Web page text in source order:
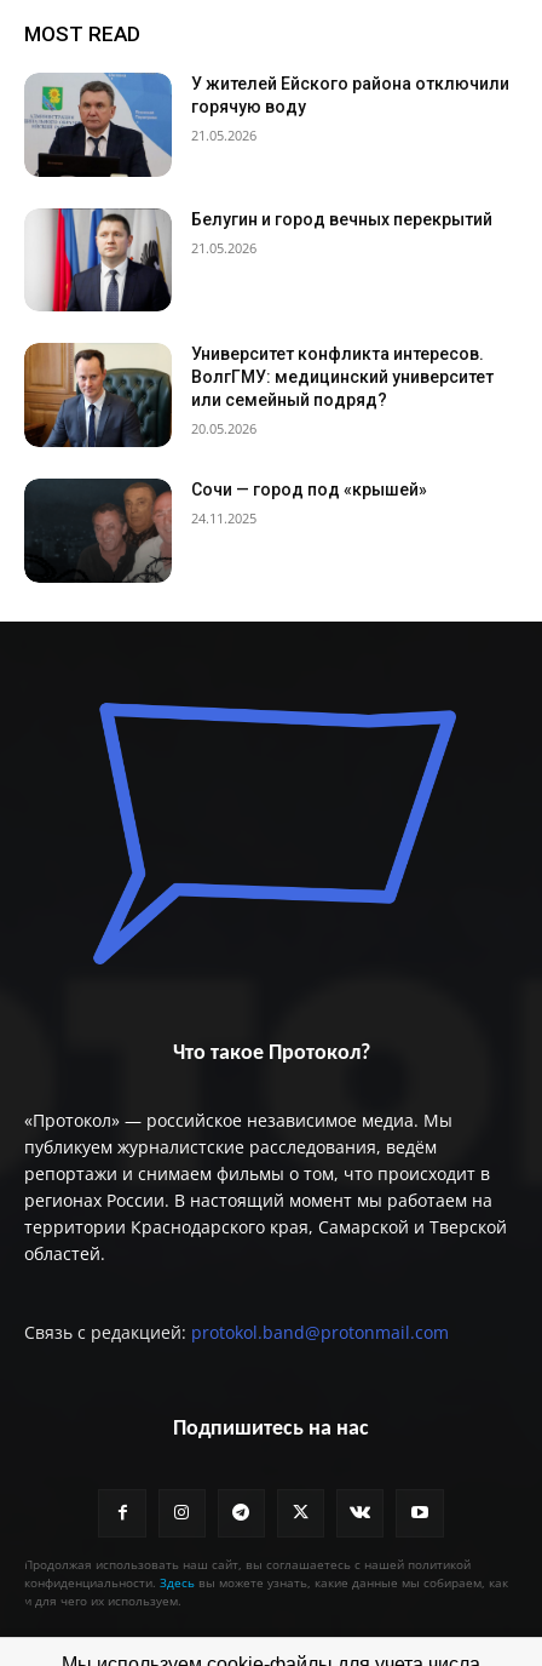
MOST READ
У жителей Ейского района отключили
горячую воду
21.05.2026
Белугин и город вечных перекрытий
21.05.2026
Университет конфликта интересов.
ВолгГМУ: медицинский университет
или семейный подряд?
20.05.2026
Сочи — город под «крышей»
24.11.2025
Что такое Протокол?
«Протокол» — российское независимое медиа. Мы
публикуем журналистские расследования, ведём
репортажи и снимаем фильмы о том, что происходит в
регионах России. В настоящий момент мы работаем на
территории Краснодарского края, Самарской и Тверской
областей.
Связь с редакцией: protokol.band@protonmail.com
Подпишитесь на нас
Продолжая использовать наш сайт, вы соглашаетесь с нашей политикой
конфиденциальности. Здесь вы можете узнать, какие данные мы собираем, как
и для чего их используем.